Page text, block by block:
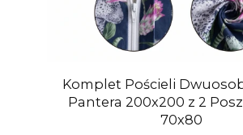
Komplet Pościeli
Pantera 200x200 z 2
70x80